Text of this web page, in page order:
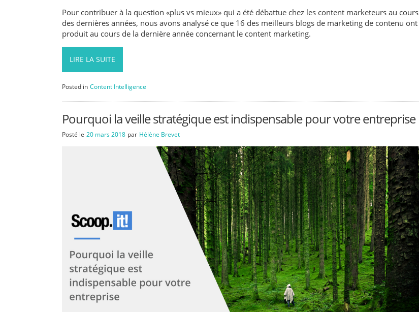
Pour contribuer à la question «plus vs mieux» qui a été débattue chez les content marketeurs au cours
des dernières années, nous avons analysé ce que 16 des meilleurs blogs de marketing de contenu ont
produit au cours de la dernière année concernant le content marketing.
LIRE LA SUITE
Posted in Content Intelligence
Pourquoi la veille stratégique est indispensable pour votre entreprise
Posté le 20 mars 2018 par Hélène Brevet